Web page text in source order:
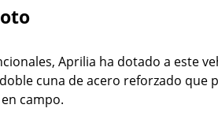
Aprilia ha dotado a este
cuna de acero reforzado que
campo.